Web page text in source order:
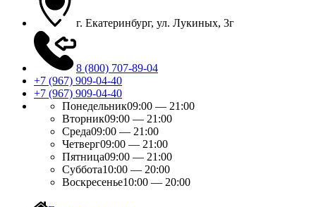
г. Екатеринбург, ул. Лукиных, 3г
8 (800) 707-89-04
+7 (967) 909-04-40
+7 (967) 909-04-40
Понедельник09:00 — 21:00
Вторник09:00 — 21:00
Среда09:00 — 21:00
Четверг09:00 — 21:00
Пятница09:00 — 21:00
Суббота10:00 — 20:00
Воскресенье10:00 — 20:00